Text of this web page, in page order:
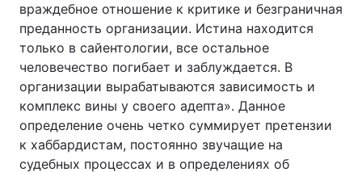
враждебное отношение к критике и безграничная
преданность организации. Истина находится
только в сайентологии, все остальное
человечество погибает и заблуждается. В
организации вырабатываются зависимость и
комплекс вины у своего адепта». Данное
определение очень четко суммирует претензии
к хаббардистам, постоянно звучащие на
судебных процессах и в определениях об